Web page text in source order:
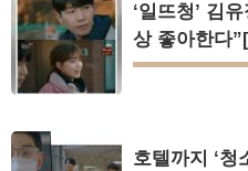
‘일뜨청’ 김
상 좋아한다
호텔까지 ‘청